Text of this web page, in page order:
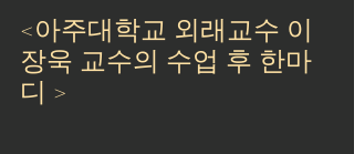
<아주대학교 외래교수 이
장욱 교수의 수업 후 한마
디 >